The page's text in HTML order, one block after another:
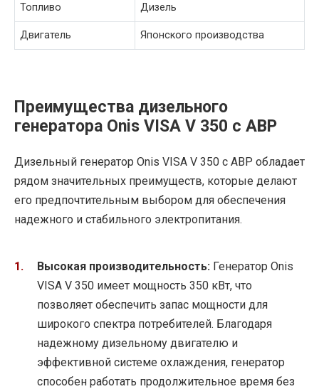
Топливо Дизель
Двигатель Японского производства
Преимущества дизельного
генератора Onis VISA V 350 с АВР
Дизельный генератор Onis VISA V 350 с АВР обладает
рядом значительных преимуществ, которые делают
его предпочтительным выбором для обеспечения
надежного и стабильного электропитания.
Высокая производительность: Генератор Onis
VISA V 350 имеет мощность 350 кВт, что
позволяет обеспечить запас мощности для
широкого спектра потребителей. Благодаря
надежному дизельному двигателю и
эффективной системе охлаждения, генератор
способен работать продолжительное время без